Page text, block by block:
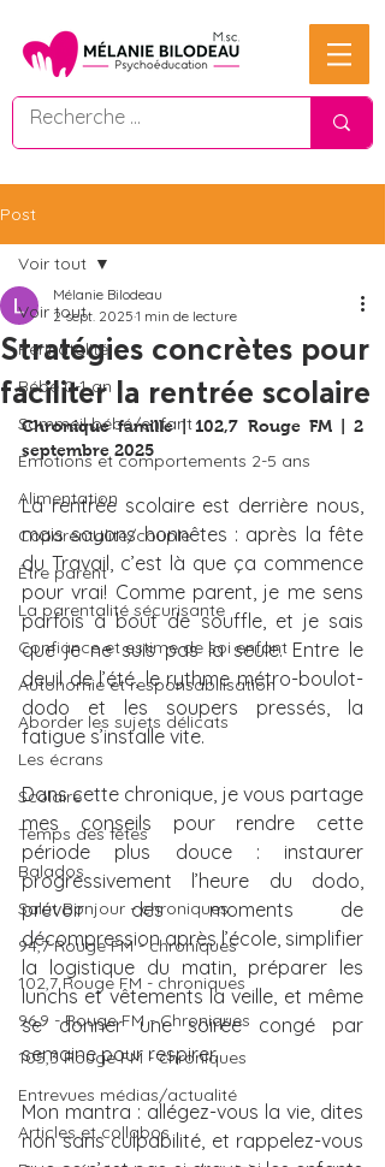
Post
Voir tout
Périnatalité
Bébé 0-1 an
Sommeil bébé/enfant
Émotions et comportements 2-5 ans
Alimentation
Coparentalité/couple
Être parent
La parentalité sécurisante
Confiance et estime de soi enfant
Autonomie et responsabilisation
Aborder les sujets délicats
Les écrans
Scolaire
Temps des fêtes
Balados
Salut Bonjour - chroniques
94,7 Rouge FM - chroniques
102,7 Rouge FM - chroniques
96,9 - Rouge FM - Chroniques
105,3 Rouge FM - chroniques
Entrevues médias/actualité
Articles et collabos
Voir tout
Stratégies concrètes pour
faciliter la rentrée scolaire
Mélanie Bilodeau
2 sept. 2025 1 min de lecture
Chronique famille | 102,7 Rouge FM | 2
septembre 2025
La rentrée scolaire est derrière nous,
mais soyons honnêtes : après la fête
du Travail, c’est là que ça commence
pour vrai! Comme parent, je me sens
parfois à bout de souffle, et je sais
que je ne suis pas la seule. Entre le
deuil de l’été, le rythme métro-boulot-
dodo et les soupers pressés, la
fatigue s’installe vite.
Dans cette chronique, je vous partage
mes conseils pour rendre cette
période plus douce : instaurer
progressivement l’heure du dodo,
prévoir des moments de
décompression après l’école, simplifier
la logistique du matin, préparer les
lunchs et vêtements la veille, et même
se donner une soirée congé par
semaine pour respirer.
Mon mantra : allégez-vous la vie, dites
non sans culpabilité, et rappelez-vous